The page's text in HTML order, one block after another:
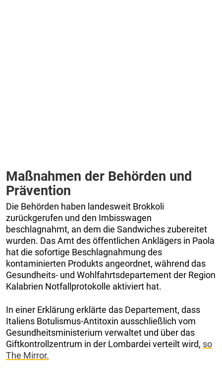
Maßnahmen der Behörden und
Prävention
Die Behörden haben landesweit Brokkoli
zurückgerufen und den Imbisswagen
beschlagnahmt, an dem die Sandwiches zubereitet
wurden. Das Amt des öffentlichen Anklägers in Paola
hat die sofortige Beschlagnahmung des
kontaminierten Produkts angeordnet, während das
Gesundheits- und Wohlfahrtsdepartement der Region
Kalabrien Notfallprotokolle aktiviert hat.
In einer Erklärung erklärte das Departement, dass
Italiens Botulismus-Antitoxin ausschließlich vom
Gesundheitsministerium verwaltet und über das
Giftkontrollzentrum in der Lombardei verteilt wird, so
The Mirror.